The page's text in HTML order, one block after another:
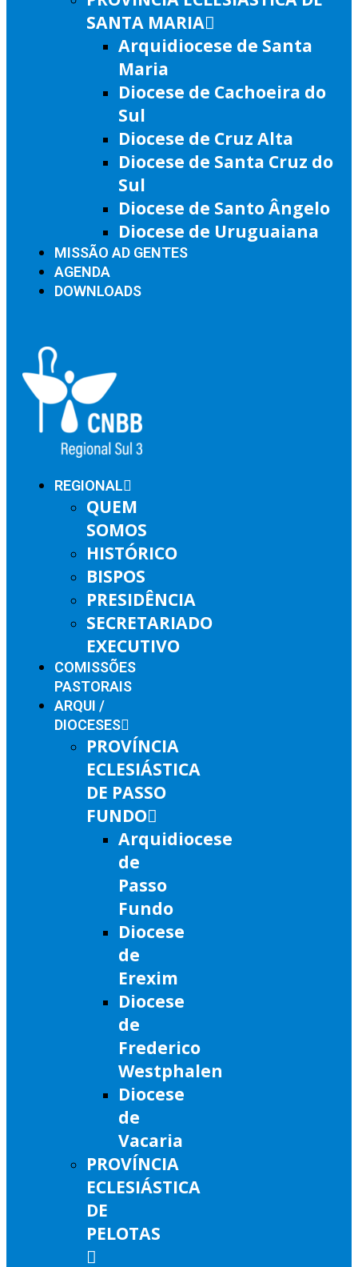
SANTA MARIA
Arquidiocese de Santa
Maria
Diocese de Cachoeira do
Sul
Diocese de Cruz Alta
Diocese de Santa Cruz do
Sul
Diocese de Santo Ângelo
Diocese de Uruguaiana
MISSÃO AD GENTES
AGENDA
DOWNLOADS
REGIONAL
QUEM
SOMOS
HISTÓRICO
BISPOS
PRESIDÊNCIA
SECRETARIADO
EXECUTIVO
COMISSÕES
PASTORAIS
ARQUI /
DIOCESES
PROVÍNCIA
ECLESIÁSTICA
DE PASSO
FUNDO
Arquidiocese
de
Passo
Fundo
Diocese
de
Erexim
Diocese
de
Frederico
Westphalen
Diocese
de
Vacaria
PROVÍNCIA
ECLESIÁSTICA
DE
PELOTAS